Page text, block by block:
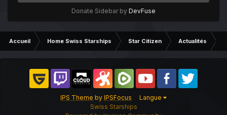
Donate Sidebar by DevFuse
Accueil Home Swiss Starships Star Citizen Actualités
IPS Theme by IPSFocus
Langue
Swiss Starships